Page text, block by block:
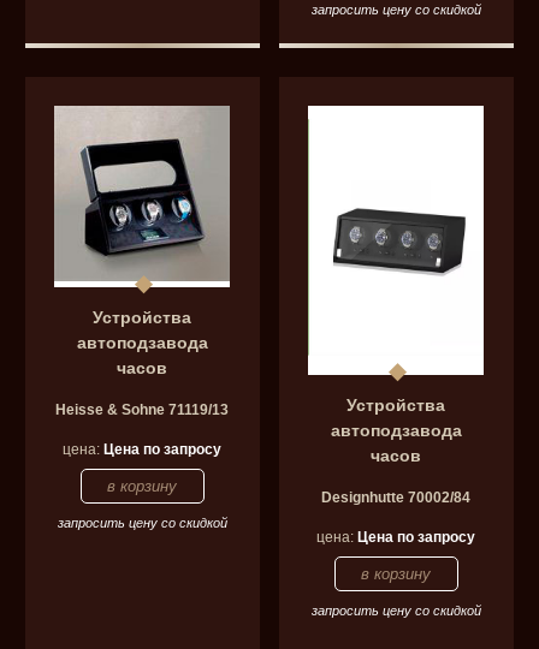
запросить цену со скидкой
Устройства
автоподзавода
часов
Heisse & Sohne 71119/13
цена:Цена по запросу
запросить цену со скидкой
Устройства
автоподзавода
часов
Designhutte 70002/84
цена:Цена по запросу
запросить цену со скидкой